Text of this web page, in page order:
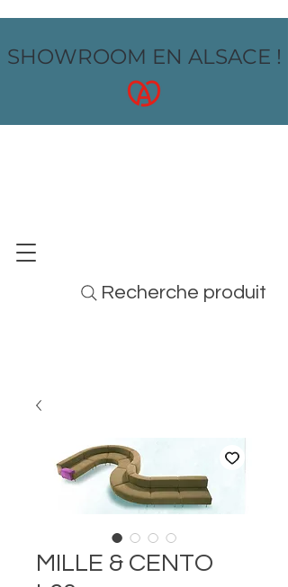
SHOWROOM EN ALSACE !
Recherche produit
MILLE & CENTO